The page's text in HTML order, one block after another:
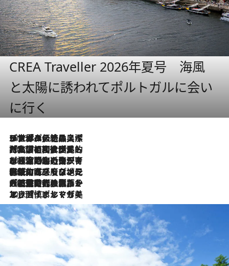
CREA Traveller 2026年夏号 海風
と太陽に誘われてポルトガルに会い
に行く
2026.8.8
リスボンの絶品スイーツ「パステル・デ・ナタ」とは？ポルトガル伝統の奥深い世界へ
2026.7.27
「私の祖国はポルトガル語です」国民的詩人フェルナンド・ペソアと、彼が愛した文学の街を歩く
2026.7.26
ポルトガル近海が育む極上の海の幸。キリリと冷えた白ワインと愉しむ、シーフード専門店の贅沢
2026.7.22
伝統の味をモダンに昇華。高感度な地元客が集う、リスボンの最旬ガストロノミー
2026.7.21
大航海時代の栄華から、震災、独裁、そして革命へ。ポルトガル・首都リスボンの石畳に刻まれた「歴史の光と影」
2026.7.13
エッセイ・ヤマザキマリ「慎ましくも美しき国 ポルトガル」